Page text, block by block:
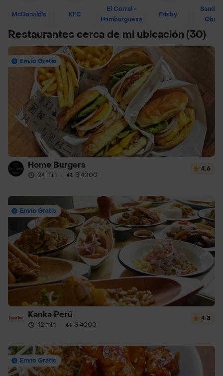
McDonald's KFC
El Corral -
Hamburguesa
Frisby
Restaurantes cerca de mi ubicación (30)
Envío Gratis
Home Burgers
24 min · $ 4000
4.6
Envío Gratis
Kanka Perú
12 min · $ 4000
4.8
Envío Gratis